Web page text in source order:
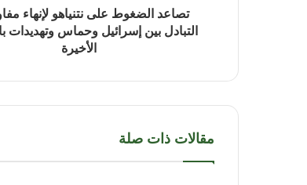
تصاعد الضغوط على نتنياهو لإنهاء
التبادل بين إسرائيل وحماس وتهديدات
الأخيرة
مقالات ذات صلة